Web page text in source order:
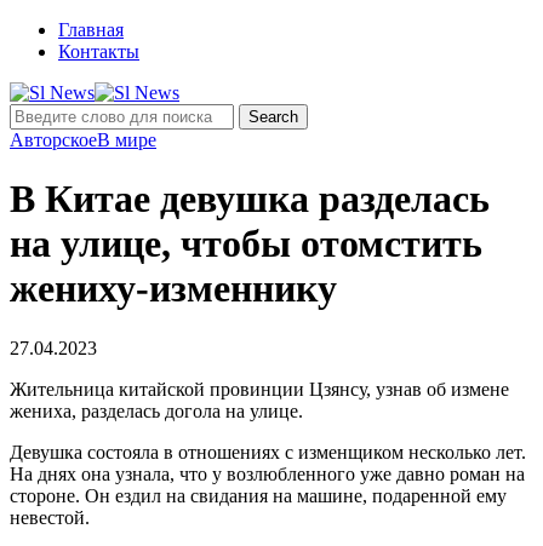
Главная
Контакты
АвторскоеВ мире
В Китае девушка разделась
на улице, чтобы отомстить
жениху-изменнику
27.04.2023
Жительница китайской провинции Цзянсу, узнав об измене
жениха, разделась догола на улице.
Девушка состояла в отношениях с изменщиком несколько лет.
На днях она узнала, что у возлюбленного уже давно роман на
стороне. Он ездил на свидания на машине, подаренной ему
невестой.